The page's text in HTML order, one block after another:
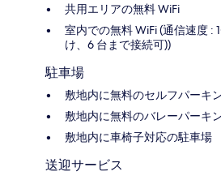
共用エリアの無料 WiFi
室内での無料 WiFi (通信速度 :
け、6 台まで接続可))
駐車場
敷地内に無料のセルフパーキ
敷地内に無料のバレーパーキ
敷地内に車椅子対応の駐車場
送迎サービス